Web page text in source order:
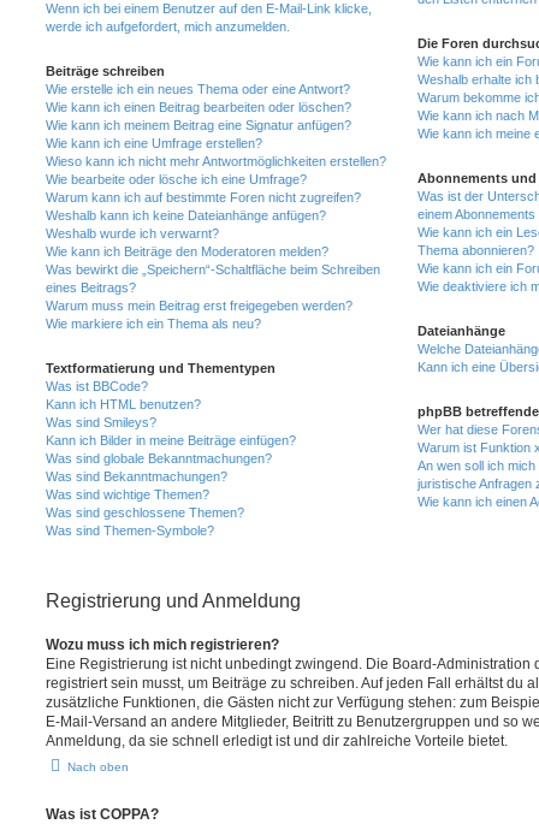
Wenn ich bei einem Benutzer auf den E-Mail-Link klicke,
werde ich aufgefordert, mich anzumelden.
Beiträge schreiben
Wie erstelle ich ein neues Thema oder eine Antwort?
Wie kann ich einen Beitrag bearbeiten oder löschen?
Wie kann ich meinem Beitrag eine Signatur anfügen?
Wie kann ich eine Umfrage erstellen?
Wieso kann ich nicht mehr Antwortmöglichkeiten erstellen?
Wie bearbeite oder lösche ich eine Umfrage?
Warum kann ich auf bestimmte Foren nicht zugreifen?
Weshalb kann ich keine Dateianhänge anfügen?
Weshalb wurde ich verwarnt?
Wie kann ich Beiträge den Moderatoren melden?
Was bewirkt die „Speichern“-Schaltfläche beim Schreiben
eines Beitrags?
Warum muss mein Beitrag erst freigegeben werden?
Wie markiere ich ein Thema als neu?
Textformatierung und Thementypen
Was ist BBCode?
Kann ich HTML benutzen?
Was sind Smileys?
Kann ich Bilder in meine Beiträge einfügen?
Was sind globale Bekanntmachungen?
Was sind Bekanntmachungen?
Was sind wichtige Themen?
Was sind geschlossene Themen?
Was sind Themen-Symbole?
Die Foren
Wie kann ich ein
Weshalb erhalte ich
Warum bekomme
Wie kann ich nach
Wie kann ich meine
Abonnements und
Was ist der
einem
Wie kann ich ein
Thema abonnieren?
Wie kann ich ein
Wie deaktiviere ich
Dateianhänge
Welche
Kann ich eine
phpBB
Wer hat diese
Warum ist Funktion
An wen soll ich
juristische Anfragen
Wie kann ich einen
Registrierung und Anmeldung
Wozu muss ich mich registrieren?
Eine Registrierung ist nicht unbedingt zwingend. Die Board-Administration
registriert sein musst, um Beiträge zu schreiben. Auf jeden Fall erhältst du
zusätzliche Funktionen, die Gästen nicht zur Verfügung stehen: zum
E-Mail-Versand an andere Mitglieder, Beitritt zu Benutzergruppen und so
Anmeldung, da sie schnell erledigt ist und dir zahlreiche Vorteile bietet.
Nach oben
Was ist COPPA?